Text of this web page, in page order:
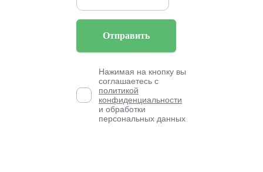
Отправить
Нажимая на кнопку вы
соглашаетесь с
политикой
конфиденциальности
и обработки
персональных данных